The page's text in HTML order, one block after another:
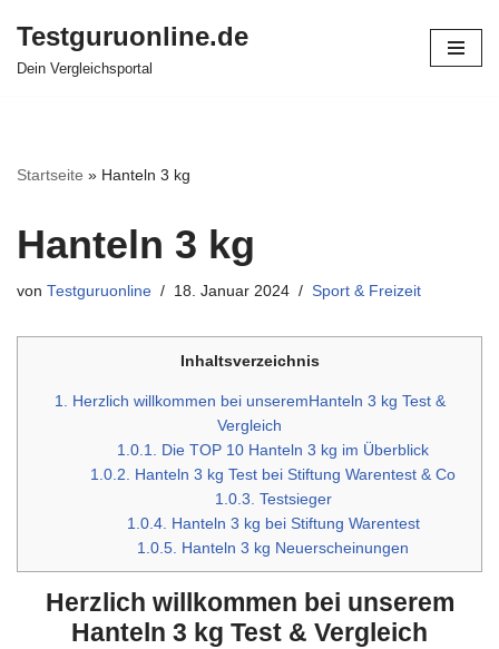
Zum
Testguruonline.de
Dein Vergleichsportal
Startseite » Hanteln 3 kg
Hanteln 3 kg
von Testguruonline 18. Januar 2024 Sport & Freizeit
Inhaltsverzeichnis
1. Herzlich willkommen bei unseremHanteln 3 kg Test &
Vergleich
1.0.1. Die TOP 10 Hanteln 3 kg im Überblick
1.0.2. Hanteln 3 kg Test bei Stiftung Warentest & Co
1.0.3. Testsieger
1.0.4. Hanteln 3 kg bei Stiftung Warentest
1.0.5. Hanteln 3 kg Neuerscheinungen
Herzlich willkommen bei unserem
Hanteln 3 kg Test & Vergleich